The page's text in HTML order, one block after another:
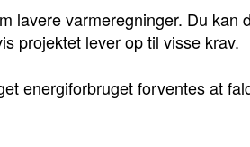
lavere varmeregninger. Du kan
projektet lever op til visse krav.
energiforbruget forventes at